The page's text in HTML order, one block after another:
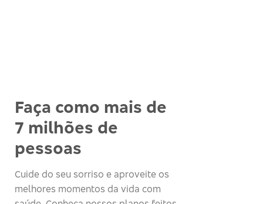
Faça como mais de
7 milhões de
pessoas
Cuide do seu sorriso e aproveite os
melhores momentos da vida com